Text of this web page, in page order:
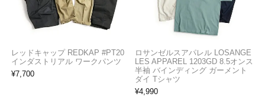
レッドキャップ REDKAP #PT20
インダストリアル ワークパンツ
¥7,700
ロサンゼルスアパレル LOSANGE
LES APPAREL 1203GD 8.5オンス
半袖 バインディング ガーメント
ダイ Tシャツ
¥4,990